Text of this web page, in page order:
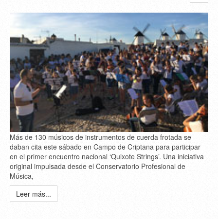
Más de 130 músicos de instrumentos de cuerda frotada se
daban cita este sábado en Campo de Criptana para participar
en el primer encuentro nacional ‘Quixote Strings’. Una iniciativa
original impulsada desde el Conservatorio Profesional de
Música,
Leer más...